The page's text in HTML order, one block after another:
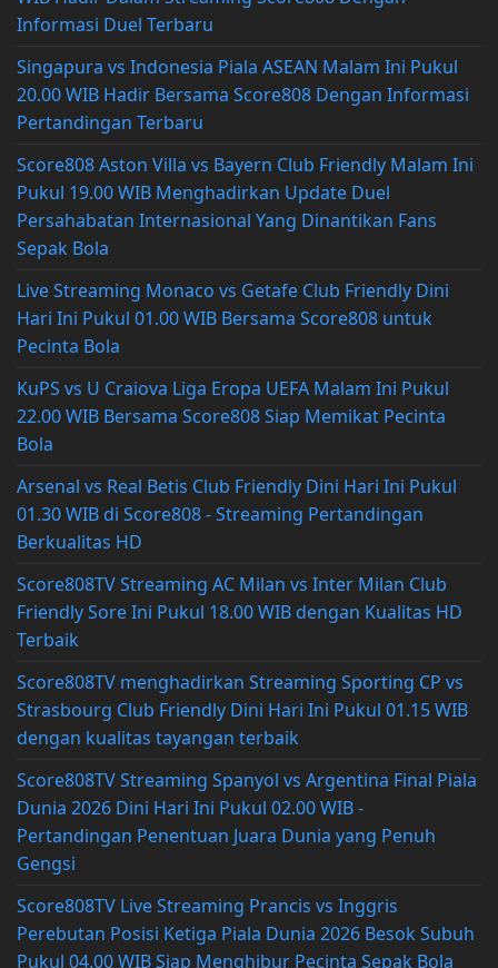
Informasi Duel Terbaru
Singapura vs Indonesia Piala ASEAN Malam Ini Pukul
20.00 WIB Hadir Bersama Score808 Dengan Informasi
Pertandingan Terbaru
Score808 Aston Villa vs Bayern Club Friendly Malam Ini
Pukul 19.00 WIB Menghadirkan Update Duel
Persahabatan Internasional Yang Dinantikan Fans
Sepak Bola
Live Streaming Monaco vs Getafe Club Friendly Dini
Hari Ini Pukul 01.00 WIB Bersama Score808 untuk
Pecinta Bola
KuPS vs U Craiova Liga Eropa UEFA Malam Ini Pukul
22.00 WIB Bersama Score808 Siap Memikat Pecinta
Bola
Arsenal vs Real Betis Club Friendly Dini Hari Ini Pukul
01.30 WIB di Score808 - Streaming Pertandingan
Berkualitas HD
Score808TV Streaming AC Milan vs Inter Milan Club
Friendly Sore Ini Pukul 18.00 WIB dengan Kualitas HD
Terbaik
Score808TV menghadirkan Streaming Sporting CP vs
Strasbourg Club Friendly Dini Hari Ini Pukul 01.15 WIB
dengan kualitas tayangan terbaik
Score808TV Streaming Spanyol vs Argentina Final Piala
Dunia 2026 Dini Hari Ini Pukul 02.00 WIB -
Pertandingan Penentuan Juara Dunia yang Penuh
Gengsi
Score808TV Live Streaming Prancis vs Inggris
Perebutan Posisi Ketiga Piala Dunia 2026 Besok Subuh
Pukul 04.00 WIB Siap Menghibur Pecinta Sepak Bola